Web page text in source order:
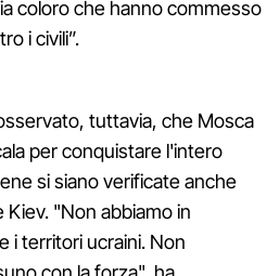
coloro che hanno commesso
i civili”.
tuttavia, che Mosca
per conquistare l'intero
si siano verificate anche
Kiev. "Non abbiamo in
i territori ucraini. Non